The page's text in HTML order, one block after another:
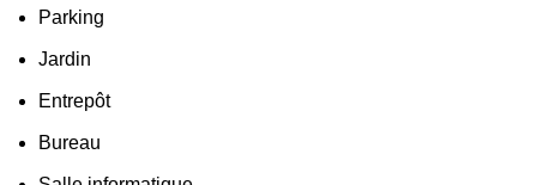
Parking
Jardin
Entrepôt
Bureau